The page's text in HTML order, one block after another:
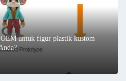
OEM untuk figur plastik kustom